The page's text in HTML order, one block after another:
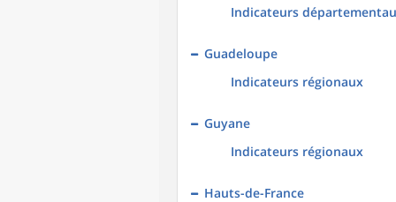
Indicateurs
Guadeloupe
Indicateurs régionaux
Guyane
Indicateurs régionaux
Hauts-de-France